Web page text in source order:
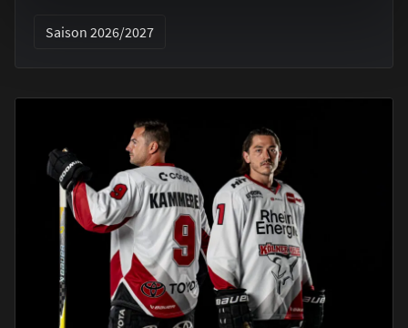
Saison 2026/2027